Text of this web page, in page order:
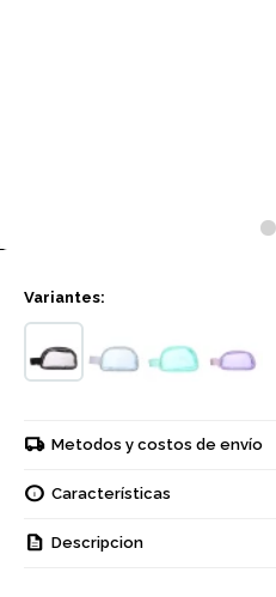
Variantes:
Metodos y costos de envío
Características
Descripcion